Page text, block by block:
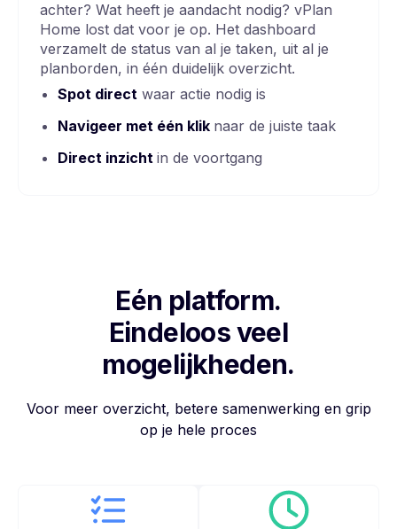
achter? Wat heeft je aandacht nodig? vPlan
Home lost dat voor je op. Het dashboard
verzamelt de status van al je taken, uit al je
planborden, in één duidelijk overzicht.
Spot direct waar actie nodig is
Navigeer met één klik naar de juiste taak
Direct inzicht in de voortgang
Eén platform.
Eindeloos veel
mogelijkheden.
Voor meer overzicht, betere samenwerking en grip
op je hele proces